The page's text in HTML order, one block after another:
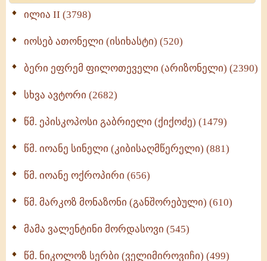
Wisdomge (514)
ქადაგებანი გაბრიელ ეპისკოპოსისა - II ტომი
სულიერი ცხოვრების სახელმძღვანელო -
ნაწილი II (369)
ილია II (3798)
იოსებ ათონელი (ისიხასტი) (520)
ბერი ეფრემ ფილოთეველი (არიზონელი) (2390)
სხვა ავტორი (2682)
წმ. ეპისკოპოსი გაბრიელი (ქიქოძე) (1479)
წმ. იოანე სინელი (კიბისაღმწერელი) (881)
წმ. იოანე ოქროპირი (656)
წმ. მარკოზ მონაზონი (განშორებული) (610)
მამა ვალენტინი მორდასოვი (545)
წმ. ნიკოლოზ სერბი (ველიმიროვიჩი) (499)